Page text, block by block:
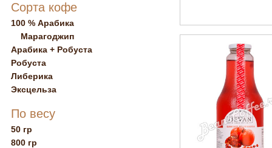
Сорта кофе
100 % Арабика
Марагоджип
Арабика + Робуста
Робуста
Либерика
Эксцельза
По весу
50 гр
800 гр